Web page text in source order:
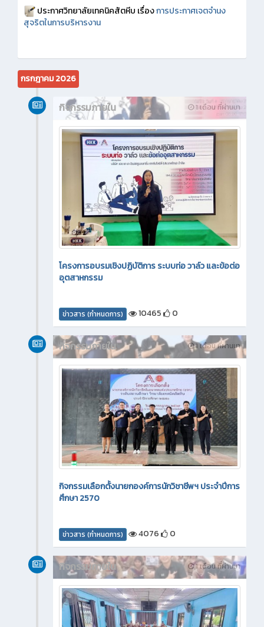
ประกาศวิทยาลัยเทคนิคสัตหีบ เรื่องการประกาศเจตจำนง
สุจริตในการบริหารงาน
กรกฎาคม 2026
1 เดือน ที่ผ่านมา
กิจกรรมภายใน
โครงการอบรมเชิงปฏิบัติการ ระบบท่อ วาล์ว และข้อต่อ
อุตสาหกรรม
ข่าวสาร (กำหนดการ) 10465 0
1 เดือน ที่ผ่านมา
กิจกรรมภายใน
กิจกรรมเลือกตั้งนายกองค์การนักวิชาชีพฯ ประจำปีการ
ศึกษา 2570
ข่าวสาร (กำหนดการ) 4076 0
1 เดือน ที่ผ่านมา
กิจกรรมภายใน